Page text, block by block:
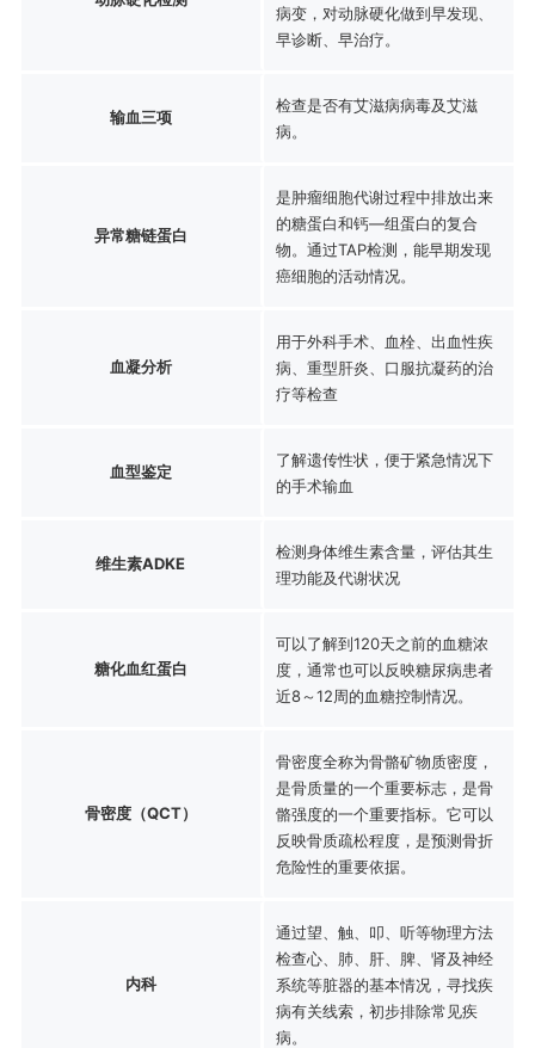
病变，对动脉硬化做到早发现、
早诊断、早治疗。
输血三项
检查是否有艾滋病病毒及艾滋
病。
异常糖链蛋白
是肿瘤细胞代谢过程中排放出来
的糖蛋白和钙—组蛋白的复合
物。通过TAP检测，能早期发现
癌细胞的活动情况。
血凝分析
用于外科手术、血栓、出血性疾
病、重型肝炎、口服抗凝药的治
疗等检查
血型鉴定
了解遗传性状，便于紧急情况下
的手术输血
维生素ADKE
检测身体维生素含量，评估其生
理功能及代谢状况
糖化血红蛋白
可以了解到120天之前的血糖浓
度，通常也可以反映糖尿病患者
近8～12周的血糖控制情况。
骨密度（QCT）
骨密度全称为骨骼矿物质密度，
是骨质量的一个重要标志，是骨
骼强度的一个重要指标。它可以
反映骨质疏松程度，是预测骨折
危险性的重要依据。
内科
通过望、触、叩、听等物理方法
检查心、肺、肝、脾、肾及神经
系统等脏器的基本情况，寻找疾
病有关线索，初步排除常见疾
病。